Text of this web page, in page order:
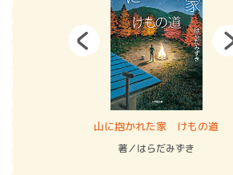
ム 山に抱かれた家 けもの道
著／はらだみずき